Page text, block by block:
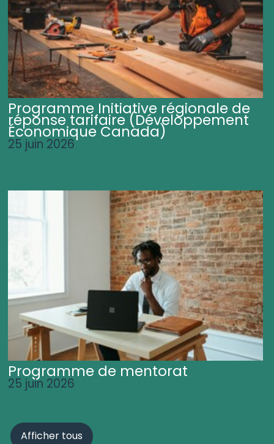
Programme Initiative régionale de
réponse tarifaire (Développement
Économique Canada)
25 juin 2026
Programme de mentorat
25 juin 2026
Afficher tous